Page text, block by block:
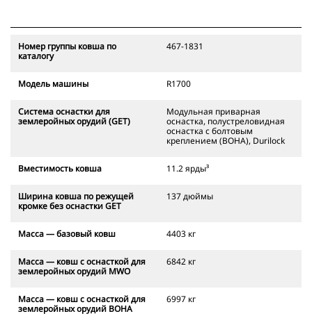
Номер группы ковша по
каталогу
467-1831
Модель машины R1700
Система оснастки для
землеройных орудий (GET)
Модульная приварная
оснастка, полустреловидная
оснастка с болтовым
креплением (BOHA), Durilock
Вместимость ковша 11.2 ярды³
Ширина ковша по режущей
кромке без оснастки GET
137 дюймы
Масса — базовый ковш 4403 кг
Масса — ковш с оснасткой для
землеройных орудий MWO
6842 кг
Масса — ковш с оснасткой для
землеройных орудий BOHA
6997 кг